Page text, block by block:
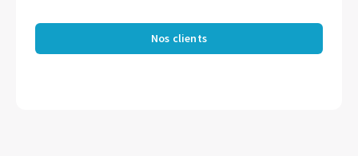
Nos clients